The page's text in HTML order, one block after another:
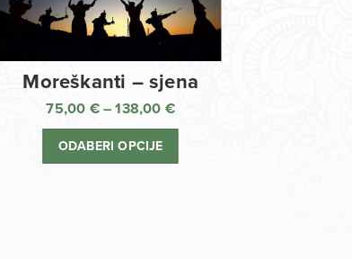
Moreškanti – sjena
75,00 € – 138,00 €Raspon
cijena:
ODABERI OPCIJE